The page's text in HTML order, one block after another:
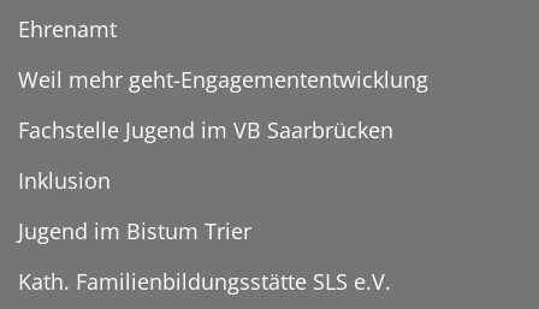
Ehrenamt
Weil mehr geht-Engagemententwicklung
Fachstelle Jugend im VB Saarbrücken
Inklusion
Jugend im Bistum Trier
Kath. Familienbildungsstätte SLS e.V.